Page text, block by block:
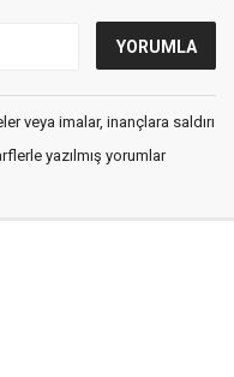
veya imalar, inançlara saldırı
yazılmış yorumlar